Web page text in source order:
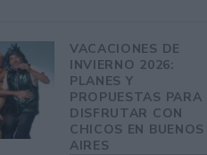
VACACIONES DE
INVIERNO 2026:
PLANES Y
PROPUESTAS PARA
DISFRUTAR CON
CHICOS EN BUENOS
AIRES